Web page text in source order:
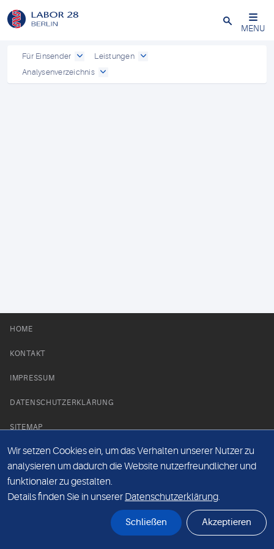
Schließen
MENU
Für Einsender
Leistungen
Analysenverzeichnis
HOME
KONTAKT
IMPRESSUM
DATENSCHUTZERKLÄRUNG
SITEMAP
NEWS PARTNER
Wir setzen Cookies ein, um das Verhalten unserer Nutzer zu
analysieren um dadurch die Website nutzerfreundlicher und
funktionaler zu gestalten.
Details finden Sie in unserer Datenschutzerklärung.
Schließen Akzeptieren